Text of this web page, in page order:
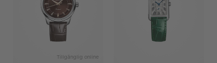
Tillgänglig online